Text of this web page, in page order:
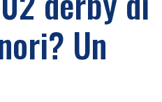
Un